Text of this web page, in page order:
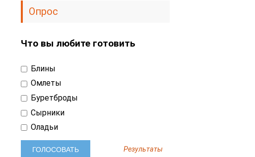
Опрос
Что вы любите готовить
Блины
Омлеты
Буретброды
Сырники
Оладьи
Результаты